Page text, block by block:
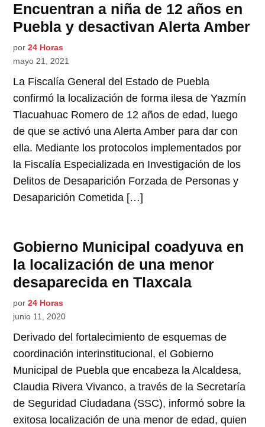
Encuentran a niña de 12 años en
Puebla y desactivan Alerta Amber
por 24 Horas
mayo 21, 2021
La Fiscalía General del Estado de Puebla
confirmó la localización de forma ilesa de Yazmín
Tlacuahuac Romero de 12 años de edad, luego
de que se activó una Alerta Amber para dar con
ella. Mediante los protocolos implementados por
la Fiscalía Especializada en Investigación de los
Delitos de Desaparición Forzada de Personas y
Desaparición Cometida […]
Gobierno Municipal coadyuva en
la localización de una menor
desaparecida en Tlaxcala
por 24 Horas
junio 11, 2020
Derivado del fortalecimiento de esquemas de
coordinación interinstitucional, el Gobierno
Municipal de Puebla que encabeza la Alcaldesa,
Claudia Rivera Vivanco, a través de la Secretaría
de Seguridad Ciudadana (SSC), informó sobre la
exitosa localización de una menor de edad, quien